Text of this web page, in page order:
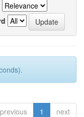
previous 1 next